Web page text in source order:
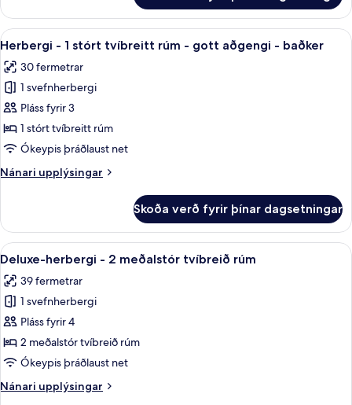
gott
aðgengi
-
baðker
-
meðalstór
rúm
aðgengi
-
baðker
Skoða
allar
myndir
fyrir
Herbergi
-
1
tvíbreitt
gott
aðgengi
-
baðker
Rúmföt af bestu gerð, rúm með
6
Herbergi - 1 stórt tvíbreitt rúm - gott aðgengi - baðker
30 fermetrar
1 svefnherbergi
Pláss fyrir 3
1 stórt tvíbreitt rúm
Ókeypis þráðlaust net
Nánari upplýsingar
Nánari
-
stórt
rúm
aðgengi
-
baðker
Skoða verð fyrir þínar dagsetningar
Skoða
allar
myndir
fyrir
Deluxe-
herbergi
-
meðalstór
Rúmföt af bestu gerð, rúm með
4
Deluxe-herbergi - 2 meðalstór tvíbreið rúm
39 fermetrar
1 svefnherbergi
Pláss fyrir 4
2 meðalstór tvíbreið rúm
Ókeypis þráðlaust net
Nánari upplýsingar
Nánari